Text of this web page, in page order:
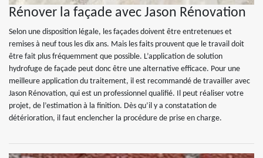
Rénover la façade avec Jason Rénovation
Selon une disposition légale, les façades doivent être entretenues et
remises à neuf tous les dix ans. Mais les faits prouvent que le travail doit
être fait plus fréquemment que possible. L’application de solution
hydrofuge de façade peut donc être une alternative efficace. Pour une
meilleure application du traitement, il est recommandé de travailler avec
Jason Rénovation, qui est un professionnel qualifié. Il peut réaliser votre
projet, de l’estimation à la finition. Dès qu’il y a constatation de
détérioration, il faut enclencher la procédure de prise en charge.